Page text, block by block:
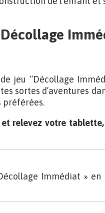
Décollage
jeu “Décollage
sortes d’aventures
préférées.
relevez votre
Immédiat »